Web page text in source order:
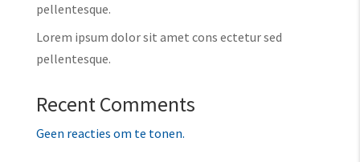
pellentesque.
Lorem ipsum dolor sit amet cons ectetur sed
pellentesque.
Recent Comments
Geen reacties om te tonen.